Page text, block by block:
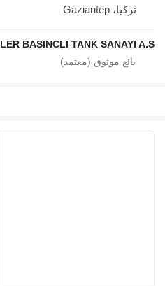
تركيا، Gaziantep
BASINCLI TANK SANAYI A.S.